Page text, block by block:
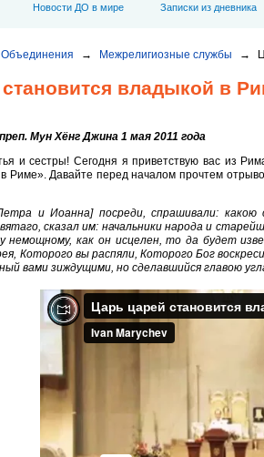
Объединения → Межрелигиозные службы →
владыкой в
Мун Хёнг Джина 1 мая 2011 года
и сестры! Сегодня я приветствую вас из
Риме». Давайте перед началом прочтем
и Иоанна] посреди, спрашивали:
сказал им: начальники народа и
немощному, как он исцелен, то да будет
Которого вы распяли, Которого Бог
вами зиждущими, но сделавшийся главою
Новости ДО в мире
Записки из дневника